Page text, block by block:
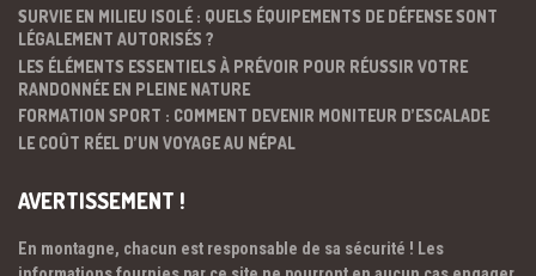
SURVIE EN MILIEU ISOLÉ : QUELS ÉQUIPEMENTS DE DÉFENSE SONT
LÉGALEMENT AUTORISÉS ?
LES ÉLÉMENTS ESSENTIELS À PRÉVOIR POUR RÉUSSIR VOTRE
RANDONNÉE EN PLEINE NATURE
FORMATION SPORT : COMMENT DEVENIR MONITEUR D’ESCALADE
LE COÛT RÉEL D’UN VOYAGE AU NÉPAL
AVERTISSEMENT !
En montagne, chacun est responsable de sa sécurité ! Les